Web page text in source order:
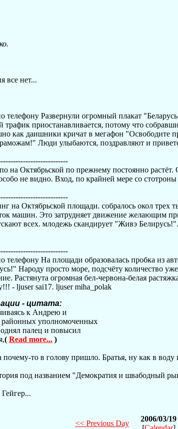
все нет...
телефону Развернули огромный плакат
приостанавливается, потому что
как даишники кричат в мегафон "Освободите
Люди улыбаются, поздравляют и
на Октябрьской по прежнему постоянно
не видно. Вход, по крайней мере со
на Октябрьской площади. собралось окол
машин. Это затрудняет движение желающим
всех. млодежь скандирует "Живэ
телефону На площади образовалась пробка из
Народу просто море, подсчёту количество
Растянута огромная бел-червона-белая
- ljuser sai17. ljuser miha_polak
- цитата:
к Андрею и
уполномоченных
палец и повысил
( Read more... )
то в голову пришло. Братья, ну как в воду
под названием "Демократия и швабодный
<< Previous Day
2006/03/19